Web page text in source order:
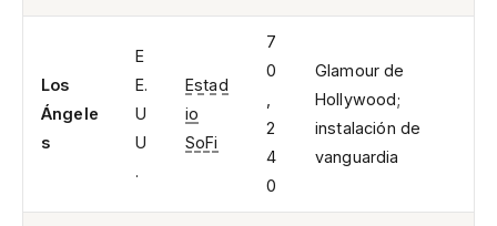
Los
Ángele
s
E
E.
U
U
.
Estad
io
SoFi
7
0
2
4
0
Glamour de
Hollywood;
instalación de
vanguardia